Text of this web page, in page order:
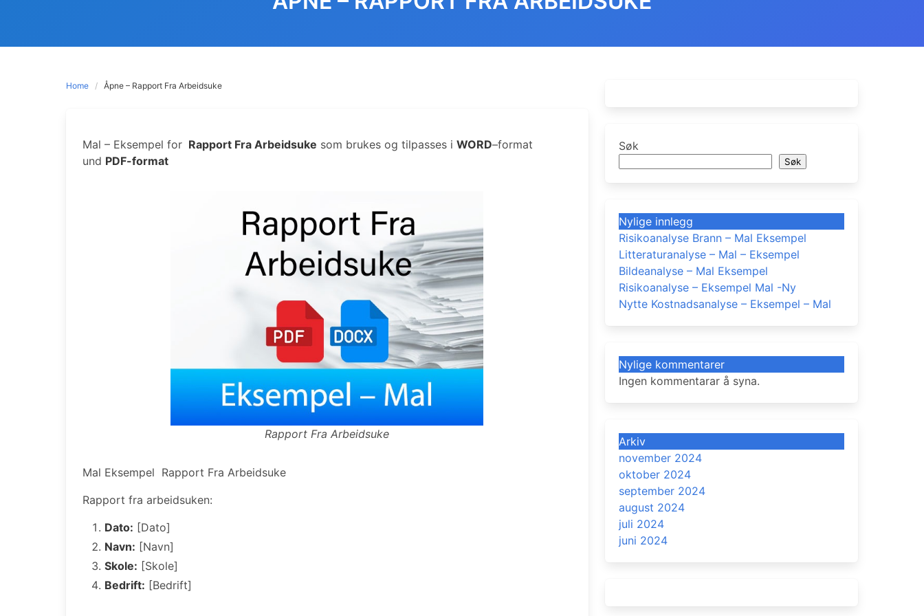
Home Åpne – Rapport Fra Arbeidsuke
Mal – Eksempel for Rapport Fra Arbeidsuke som brukes og tilpasses i WORD–format
und PDF-format
Rapport Fra Arbeidsuke
Mal Eksempel Rapport Fra Arbeidsuke
Rapport fra arbeidsuken:
Dato: [Dato]
Navn: [Navn]
Skole: [Skole]
Bedrift: [Bedrift]
Søk
Søk
Nylige innlegg
Risikoanalyse Brann – Mal Eksempel
Litteraturanalyse – Mal – Eksempel
Bildeanalyse – Mal Eksempel
Risikoanalyse – Eksempel Mal -Ny
Nytte Kostnadsanalyse – Eksempel – Mal
Nylige kommentarer
Ingen kommentarar å syna.
Arkiv
november 2024
oktober 2024
september 2024
august 2024
juli 2024
juni 2024